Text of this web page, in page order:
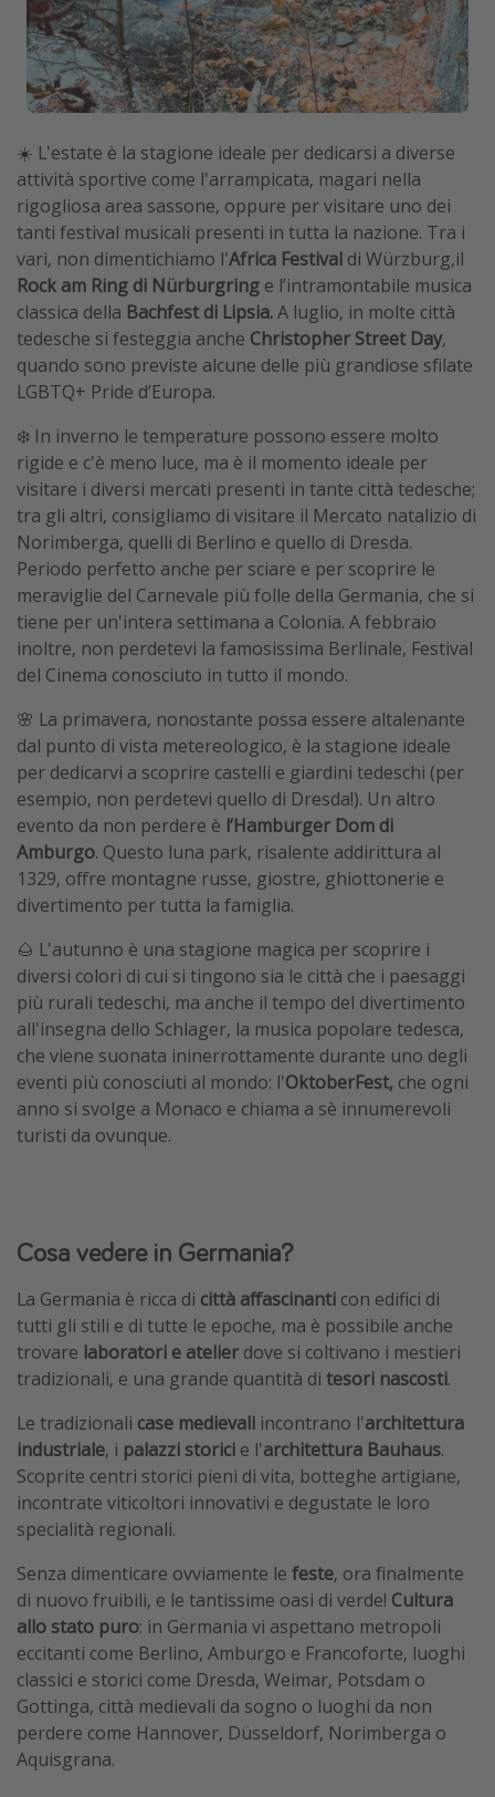
☀️ L'estate è la stagione ideale per dedicarsi a diverse
attività sportive come l'arrampicata, magari nella
rigogliosa area sassone, oppure per visitare uno dei
tanti festival musicali presenti in tutta la nazione. Tra i
vari, non dimentichiamo l'Africa Festival di Würzburg,il
Rock am Ring di Nürburgring e l’intramontabile musica
classica della Bachfest di Lipsia.A luglio, in molte città
tedesche si festeggia anche Christopher Street Day,
quando sono previste alcune delle più grandiose sfilate
LGBTQ+ Pride d’Europa.
❄️ In inverno le temperature possono essere molto
rigide e c'è meno luce, ma è il momento ideale per
visitare i diversi mercati presenti in tante città tedesche;
tra gli altri, consigliamo di visitare il Mercato natalizio di
Norimberga, quelli di Berlino e quello di Dresda.
Periodo perfetto anche per sciare e per scoprire le
meraviglie del Carnevale più folle della Germania, che si
tiene per un'intera settimana a Colonia. A febbraio
inoltre, non perdetevi la famosissima Berlinale, Festival
del Cinema conosciuto in tutto il mondo.
🌸 La primavera, nonostante possa essere altalenante
dal punto di vista metereologico, è la stagione ideale
per dedicarvi a scoprire castelli e giardini tedeschi (per
esempio, non perdetevi quello di Dresda!). Un altro
evento da non perdere è l’Hamburger Dom di
Amburgo. Questo luna park, risalente addirittura al
1329, offre montagne russe, giostre, ghiottonerie e
divertimento per tutta la famiglia.
🌰 L'autunno è una stagione magica per scoprire i
diversi colori di cui si tingono sia le città che i paesaggi
più rurali tedeschi, ma anche il tempo del divertimento
all'insegna dello Schlager, la musica popolare tedesca,
che viene suonata ininerrottamente durante uno degli
eventi più conosciuti al mondo: l'OktoberFest, che ogni
anno si svolge a Monaco e chiama a sè innumerevoli
turisti da ovunque.
Cosa vedere in Germania?
La Germania è ricca di città affascinanti con edifici di
tutti gli stili e di tutte le epoche, ma è possibile anche
trovare laboratori e atelier dove si coltivano i mestieri
tradizionali, e una grande quantità di tesori nascosti.
Le tradizionali case medievali incontrano l'architettura
industriale, i palazzi storici e l'architettura Bauhaus.
Scoprite centri storici pieni di vita, botteghe artigiane,
incontrate viticoltori innovativi e degustate le loro
specialità regionali.
Senza dimenticare ovviamente le feste, ora finalmente
di nuovo fruibili, e le tantissime oasi di verde! Cultura
allo stato puro: in Germania vi aspettano metropoli
eccitanti come Berlino, Amburgo e Francoforte, luoghi
classici e storici come Dresda, Weimar, Potsdam o
Gottinga, città medievali da sogno o luoghi da non
perdere come Hannover, Düsseldorf, Norimberga o
Aquisgrana.